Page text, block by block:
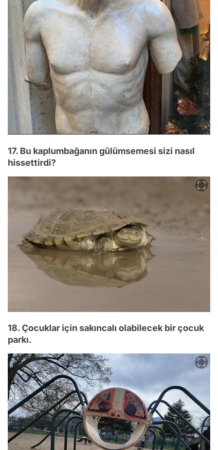
17. Bu kaplumbağanın gülümsemesi sizi nasıl
hissettirdi?
18. Çocuklar için sakıncalı olabilecek bir çocuk
parkı.